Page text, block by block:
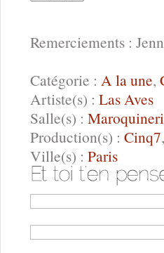
Remerciements :
Catégorie : A la une,
Artiste(s) : Las Aves
Salle(s) :
Production(s) : Cinq7,
Ville(s) : Paris